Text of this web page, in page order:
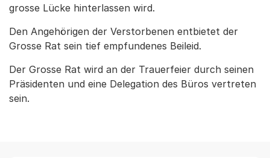
grosse Lücke hinterlassen wird.
Den Angehörigen der Verstorbenen entbietet der
Grosse Rat sein tief empfundenes Beileid.
Der Grosse Rat wird an der Trauerfeier durch seinen
Präsidenten und eine Delegation des Büros vertreten
sein.